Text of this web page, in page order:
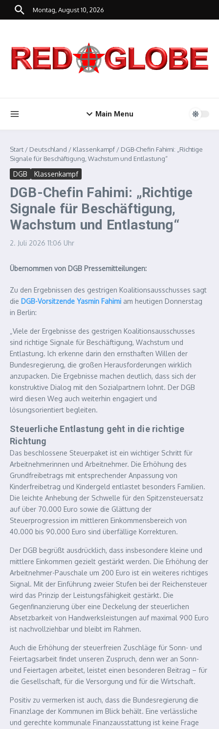
Zum Inhalt springen
Montag, August 10, 2026
Main Menu
Start / Deutschland / Klassenkampf / DGB-Chefin Fahimi: „Richtige
Signale für Beschäftigung, Wachstum und Entlastung“
DGB Klassenkampf
DGB-Chefin Fahimi: „Richtige
Signale für Beschäftigung,
Wachstum und Entlastung“
2. Juli 2026 11:06 Uhr
Übernommen von DGB Pressemitteilungen:
Zu den Ergebnissen des gestrigen Koalitionsausschusses sagt
die DGB-Vorsitzende Yasmin Fahimi am heutigen Donnerstag
in Berlin:
„Viele der Ergebnisse des gestrigen Koalitionsausschusses
sind richtige Signale für Beschäftigung, Wachstum und
Entlastung. Ich erkenne darin den ernsthaften Willen der
Bundesregierung, die großen Herausforderungen wirklich
anzupacken. Die Ergebnisse machen deutlich, dass sich der
konstruktive Dialog mit den Sozialpartnern lohnt. Der DGB
wird diesen Weg auch weiterhin engagiert und
lösungsorientiert begleiten.
Steuerliche Entlastung geht in die richtige
Richtung
Das beschlossene Steuerpaket ist ein wichtiger Schritt für
Arbeitnehmerinnen und Arbeitnehmer. Die Erhöhung des
Grundfreibetrags mit entsprechender Anpassung von
Kinderfreibetrag und Kindergeld entlastet besonders Familien.
Die leichte Anhebung der Schwelle für den Spitzensteuersatz
auf über 70.000 Euro sowie die Glättung der
Steuerprogression im mittleren Einkommensbereich von
40.000 bis 90.000 Euro sind überfällige Korrekturen.
Der DGB begrüßt ausdrücklich, dass insbesondere kleine und
mittlere Einkommen gezielt gestärkt werden. Die Erhöhung der
Arbeitnehmer-Pauschale um 200 Euro ist ein weiteres richtiges
Signal. Mit der Einführung zweier Stufen bei der Reichensteuer
wird das Prinzip der Leistungsfähigkeit gestärkt. Die
Gegenfinanzierung über eine Deckelung der steuerlichen
Absetzbarkeit von Handwerksleistungen auf maximal 900 Euro
ist nachvollziehbar und bleibt im Rahmen.
Auch die Erhöhung der steuerfreien Zuschläge für Sonn- und
Feiertagsarbeit findet unseren Zuspruch, denn wer an Sonn-
und Feiertagen arbeitet, leistet einen besonderen Beitrag – für
die Gesellschaft, für die Versorgung und für die Wirtschaft.
Positiv zu vermerken ist auch, dass die Bundesregierung die
Finanzlage der Kommunen im Blick behält. Eine verlässliche
und gerechte kommunale Finanzausstattung ist keine Frage